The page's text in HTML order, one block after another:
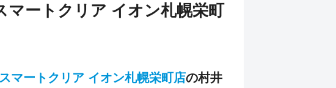
マートクリア イオン札幌栄町
スマートクリア イオン札幌栄町店の村井